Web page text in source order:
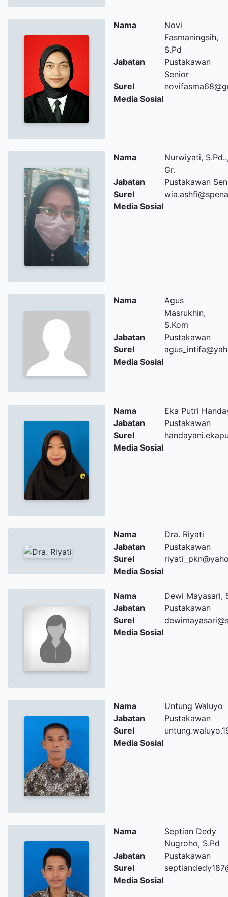
Nama
Novi
Fasmaningsih,
S.Pd
Jabatan
Pustakawan
Senior
Surel
Media Sosial
Nama
Nurwiyati,
Gr.
Jabatan
Pustakawan
Surel
Media Sosial
Nama
Agus
Masrukhin,
S.Kom
Jabatan
Pustakawan
Surel
Media Sosial
Nama
Eka Putri
Jabatan
Pustakawan
Surel
Media Sosial
Nama
Dra. Riyati
Jabatan
Pustakawan
Surel
Media Sosial
Nama
Dewi Mayasari,
Jabatan
Pustakawan
Surel
Media Sosial
Nama
Untung Waluyo
Jabatan
Pustakawan
Surel
Media Sosial
Nama
Septian Dedy
Nugroho, S.Pd
Jabatan
Pustakawan
Surel
Media Sosial